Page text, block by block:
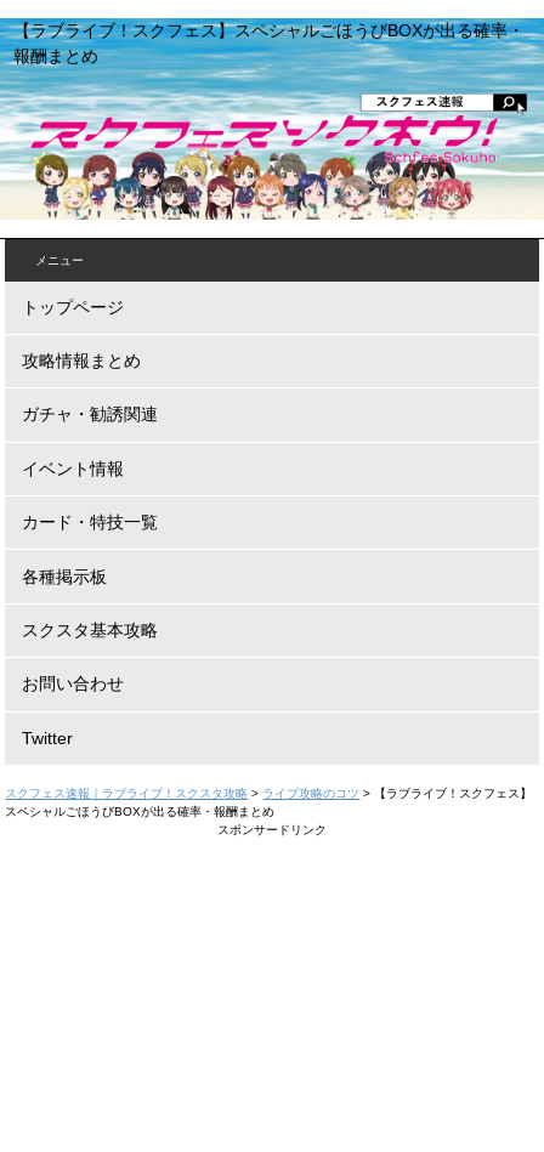
【ラブライブ！スクフェス】スペシャルごほうびBOXが出る確率・
報酬まとめ
メニュー
トップページ
攻略情報まとめ
ガチャ・勧誘関連
イベント情報
カード・特技一覧
各種掲示板
スクスタ基本攻略
お問い合わせ
Twitter
スクフェス速報｜ラブライブ！スクスタ攻略 > ライブ攻略のコツ >
【ラブライブ！スクフェス】
スペシャルごほうびBOXが出る確率・報酬まとめ
スポンサードリンク